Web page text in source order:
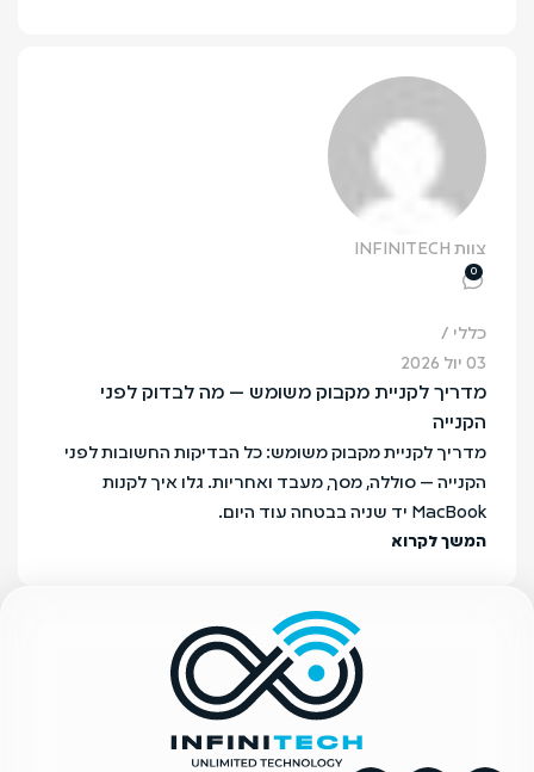
צוות INFINITECH
0
כללי
03 יול 2026
מדריך לקניית מקבוק משומש — מה לבדוק לפני
הקנייה
מדריך לקניית מקבוק משומש: כל הבדיקות החשובות לפני
הקנייה — סוללה, מסך, מעבד ואחריות. גלו איך לקנות
MacBook יד שניה בבטחה עוד היום.
המשך לקרוא